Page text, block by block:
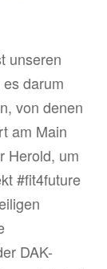
unseren
darum
von denen
am Main
Herold, um
#fit4future
DAK-